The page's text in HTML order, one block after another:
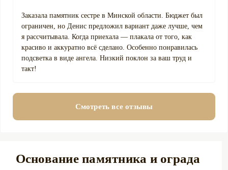
Заказала памятник сестре в Минской области. Бюджет был
ограничен, но Денис предложил вариант даже лучше, чем
я рассчитывала. Когда приехала — плакала от того, как
красиво и аккуратно всё сделано. Особенно понравилась
подсветка в виде ангела. Низкий поклон за ваш труд и
такт!
Смотреть все отзывы
Основание памятника и ограда